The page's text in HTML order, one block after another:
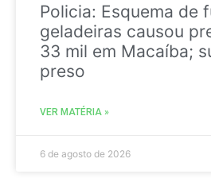
Policia: Esquema de
geladeiras causou
33 mil em Macaíba;
preso
VER MATÉRIA »
6 de agosto de 2026